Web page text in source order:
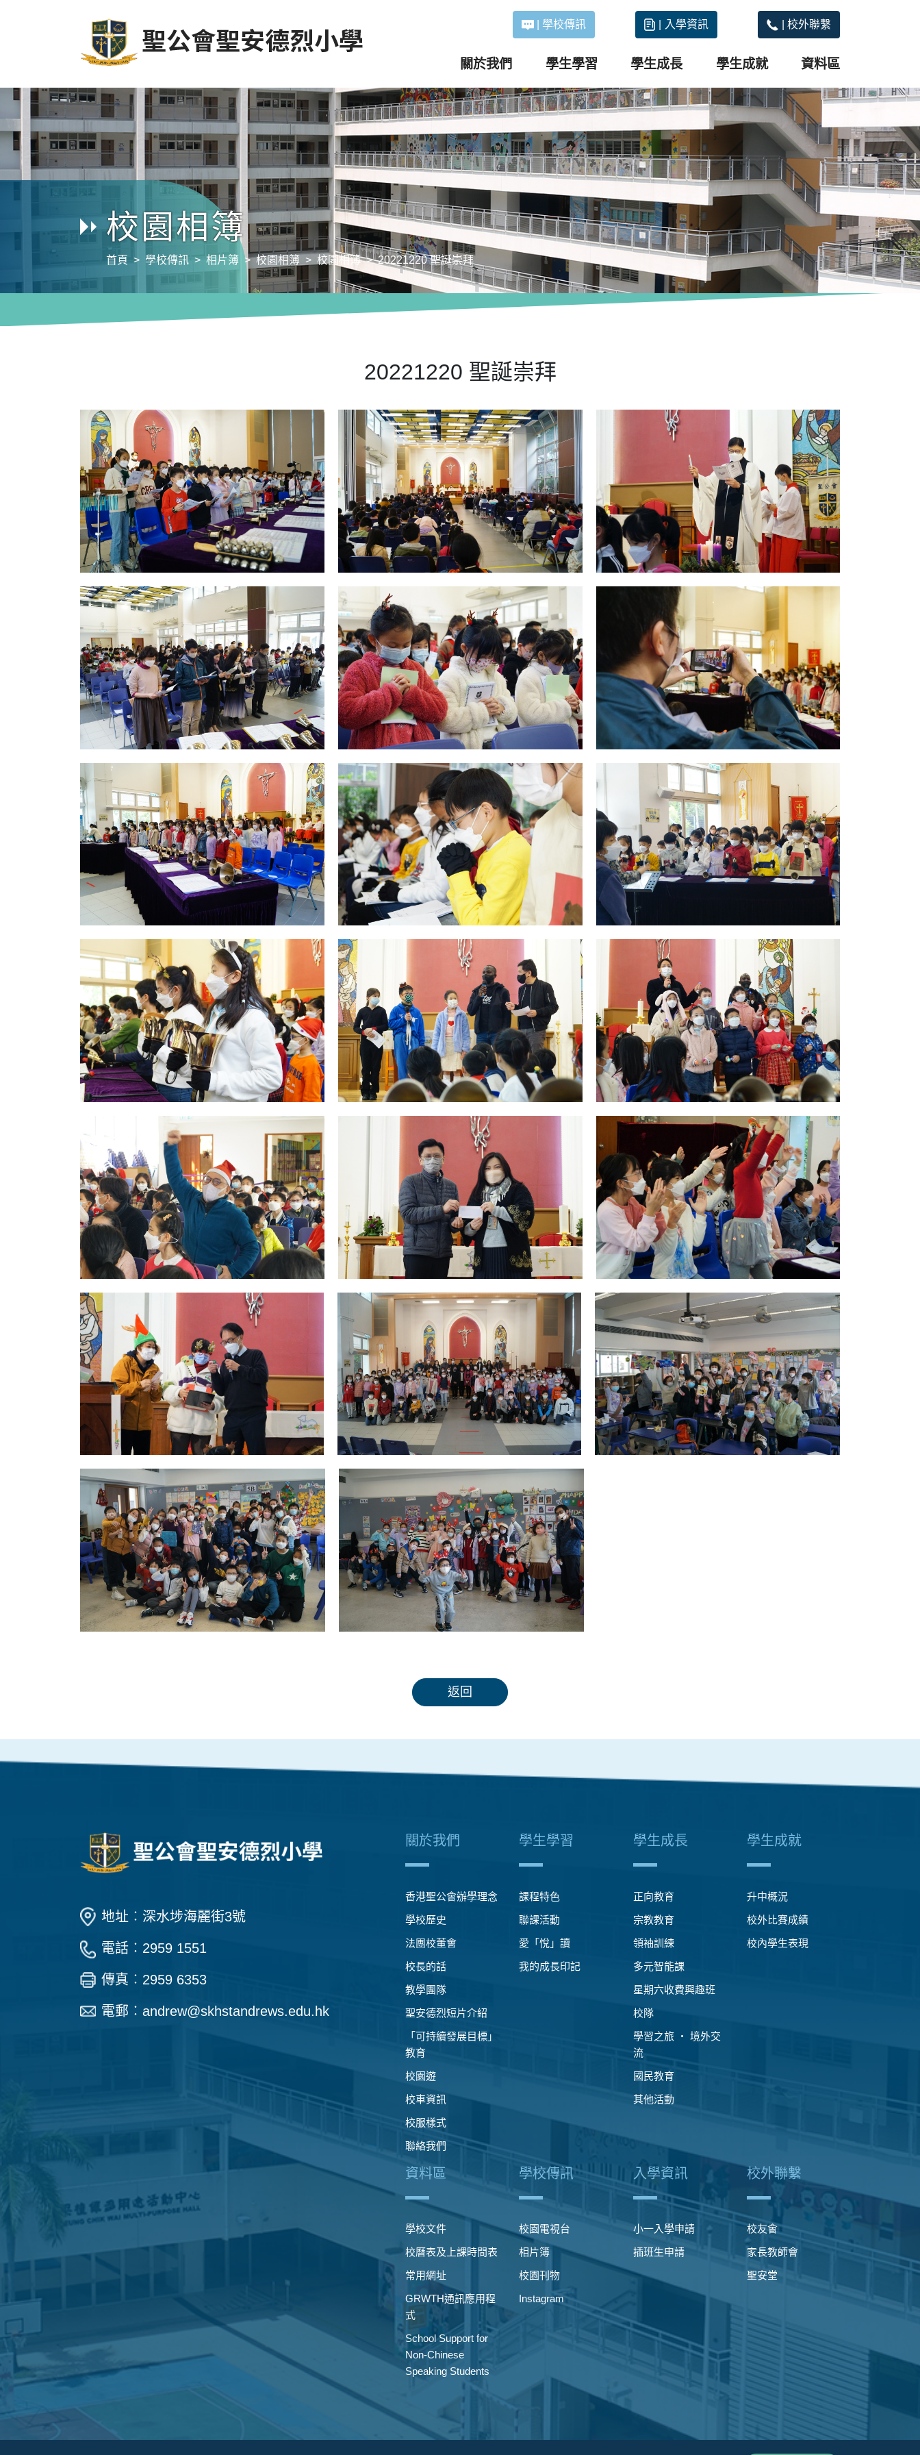
學校傳訊 入學資訊 校外聯繫
關於我們 學生學習 學生成長 學生成就 資料區
校園相簿
首頁 學校傳訊 相片簿 校園相簿 校園相簿 20221220 聖誕崇拜
20221220 聖誕崇拜
返回
地址︰深水埗海麗街3號
電話︰2959 1551
傳真︰2959 6353
電郵︰ andrew@skhstandrews.edu.hk
關於我們
香港聖公會辦學理念
學校歷史
法團校董會
校長的話
教學團隊
聖安德烈短片介紹
「可持續發展目標」
教育
校園遊
校車資訊
校服樣式
聯絡我們
學生學習
課程特色
聯課活動
愛「悅」讀
我的成長印記
學生成長
正向教育
宗教教育
領袖訓練
多元智能課
星期六收費興趣班
校隊
學習之旅 ‧ 境外交
流
國民教育
其他活動
學生成就
升中概況
校外比賽成績
校內學生表現
資料區
學校文件
校曆表及上課時間表
常用網址
GRWTH通訊應用程
式
School Support for
Non-Chinese
Speaking Students
學校傳訊
校園電視台
相片簿
校園刊物
Instagram
入學資訊
小一入學申請
插班生申請
校外聯繫
校友會
家長教師會
聖安堂